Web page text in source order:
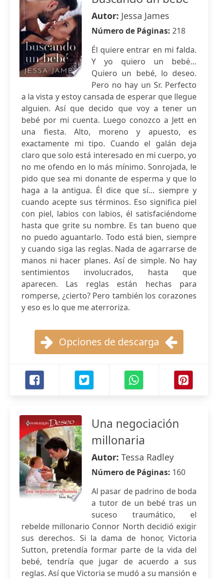
Autor: Jessa James
Número de Páginas: 218
Él quiere entrar en mi falda.
Y yo quiero un bebé…
Quiero un bebé, lo deseo.
Pero no hay un Sr. Perfecto
a la vista y estoy cansada de esperar que llegue
alguien. Así que decido que voy a tener un
bebé por mi cuenta. Luego conozco a Jett en
una fiesta. Alto, moreno y apuesto, es
exactamente mi tipo. Cuando el galán deja
claro que solo está interesado en mi cuerpo, yo
no me ofendo en lo más mínimo. Sonrojada, le
pido que sea mi donante de esperma y que lo
haga a la antigua. Él dice que sí… siempre y
cuando acepte sus términos. Eso significa piel
con piel, labios con labios, él satisfaciéndome
hasta que grite su nombre. Es tan bueno que
no puedo aguantarlo. Todo está bien, siempre
y cuando siga las reglas. Nada de agarrarse de
manos ni hacer planes. Así de simple. No hay
sentimientos involucrados, hasta que
aparecen. Las reglas están hechas para
romperse, ¿cierto? Pero también los corazones
y eso es lo que me aterroriza.
Opciones de descarga
Una negociación
millonaria
Autor: Tessa Radley
Número de Páginas: 160
Al pasar de padrino de boda
a tutor de un bebé tras un
suceso traumático, el
rebelde millonario Connor North decidió exigir
sus derechos. Si la dama de honor, Victoria
Sutton, pretendía formar parte de la vida del
bebé, tendría que jugar de acuerdo a sus
reglas. Así que Victoria se mudó a su mansión e